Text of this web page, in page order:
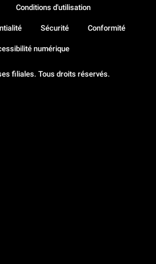
filiales. Tous droits réservés.
Conditions d'utilisation
Sécurité Conformité
numérique